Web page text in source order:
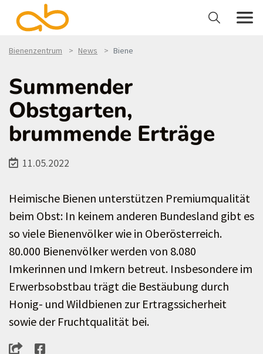
Bienenzentrum News Biene
Summender
Obstgarten,
brummende Erträge
11.05.2022
Heimische Bienen unterstützen Premiumqualität
beim Obst: In keinem anderen Bundesland gibt es
so viele Bienenvölker wie in Oberösterreich.
80.000 Bienenvölker werden von 8.080
Imkerinnen und Imkern betreut. Insbesondere im
Erwerbsobstbau trägt die Bestäubung durch
Honig- und Wildbienen zur Ertragssicherheit
sowie der Fruchtqualität bei.